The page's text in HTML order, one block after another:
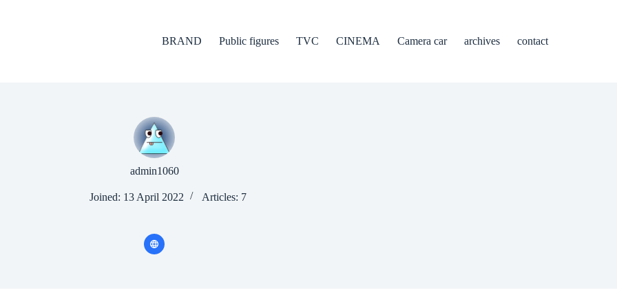
BRAND Public figures TVC CINEMA Camera car archives contact
admin1060
Joined: 13 April 2022 Articles: 7